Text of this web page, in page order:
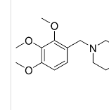
011替硝唑
012阿齐沙坦